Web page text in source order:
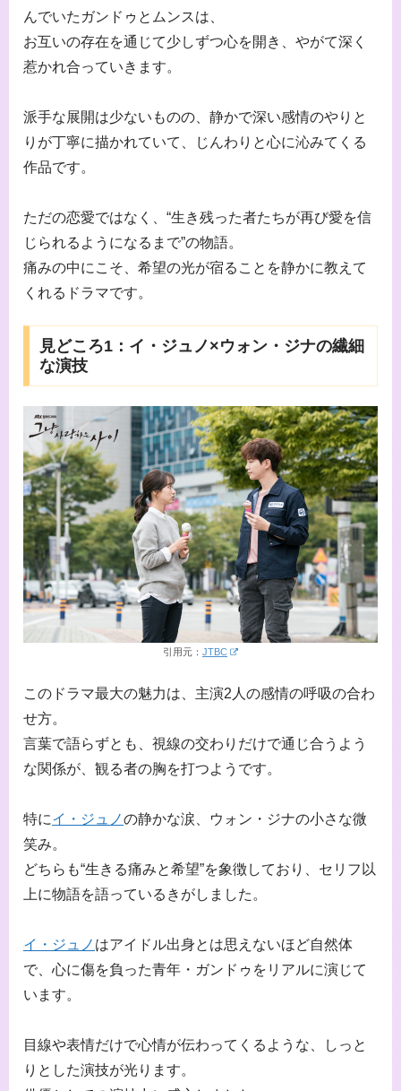
んでいたガンドゥとムンスは、
お互いの存在を通じて少しずつ心を開き、やがて深く
惹かれ合っていきます。
派手な展開は少ないものの、静かで深い感情のやりと
りが丁寧に描かれていて、じんわりと心に沁みてくる
作品です。
ただの恋愛ではなく、“生き残った者たちが再び愛を信
じられるようになるまで”の物語。
痛みの中にこそ、希望の光が宿ることを静かに教えて
くれるドラマです。
見どころ1：イ・ジュノ×ウォン・ジナの繊細
な演技
引用元： JTBC
このドラマ最大の魅力は、主演2人の感情の呼吸の合わ
せ方。
言葉で語らずとも、視線の交わりだけで通じ合うよう
な関係が、観る者の胸を打つようです。
特にイ・ジュノの静かな涙、ウォン・ジナの小さな微
笑み。
どちらも“生きる痛みと希望”を象徴しており、セリフ以
上に物語を語っているきがしました。
イ・ジュノ はアイドル出身とは思えないほど自然体
で、心に傷を負った青年・ガンドゥをリアルに演じて
います。
目線や表情だけで心情が伝わってくるような、しっと
りとした演技が光ります。